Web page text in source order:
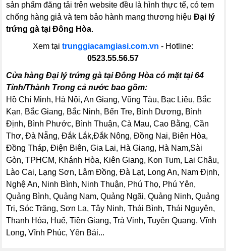
sản phẩm đăng tải trên website đều là hình thực tế, có tem
chống hàng giả và tem bảo hành mang thương hiệuĐại lý
trứng gà tại Đông Hòa.
Xem tại trunggiacamgiasi.com.vn - Hotline:
0523.55.56.57
Cửa hàng Đại lý trứng gà tại Đông Hòa có mặt tại 64
Tỉnh/Thành Trong cả nước bao gồm:
Hồ Chí Minh, Hà Nội, An Giang, Vũng Tàu, Bạc Liêu, Bắc
Kạn, Bắc Giang, Bắc Ninh, Bến Tre, Bình Dương, Bình
Định, Bình Phước, Bình Thuận, Cà Mau, Cao Bằng, Cần
Thơ, Đà Nẵng, Đắk Lắk,Đắk Nông, Đồng Nai, Biên Hòa,
Đồng Tháp, Điện Biên, Gia Lai, Hà Giang, Hà Nam,Sài
Gòn, TPHCM, Khánh Hòa, Kiên Giang, Kon Tum, Lai Châu,
Lào Cai, Lạng Sơn, Lâm Đồng, Đà Lạt, Long An, Nam Định,
Nghệ An, Ninh Bình, Ninh Thuận, Phú Thọ, Phú Yên,
Quảng Bình, Quảng Nam, Quảng Ngãi, Quảng Ninh, Quảng
Trị, Sóc Trăng, Sơn La, Tây Ninh, Thái Bình, Thái Nguyên,
Thanh Hóa, Huế, Tiền Giang, Trà Vinh, Tuyên Quang, Vĩnh
Long, Vĩnh Phúc, Yên Bái...